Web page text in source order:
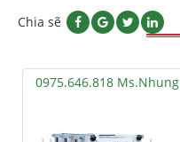
Chia sẽ
0975.646.818 Ms.Nhung